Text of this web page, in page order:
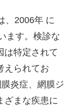
、2006年 に
ます。検診な
は特定されて
えられてお
炎症、網膜ジ
ざまな疾患に